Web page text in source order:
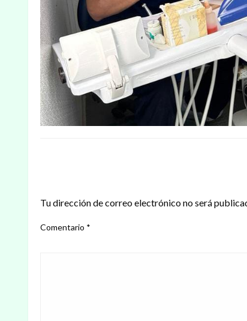
Tu dirección de correo electrónico no será
Comentario *